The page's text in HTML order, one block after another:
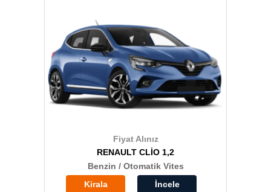
Fiyat Alınız
RENAULT CLİO 1,2
Benzin / Otomatik Vites
Kirala
İncele